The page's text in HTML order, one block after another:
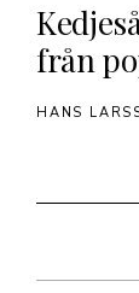
från
HANS